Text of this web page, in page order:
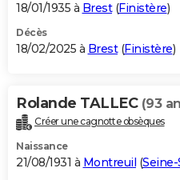
18/01/1935 à Brest(Finistère)
Décès
18/02/2025 à Brest(Finistère)
Rolande TALLEC (93
Créer une cagnotte obsèques
Naissance
21/08/1931 à Montreuil (